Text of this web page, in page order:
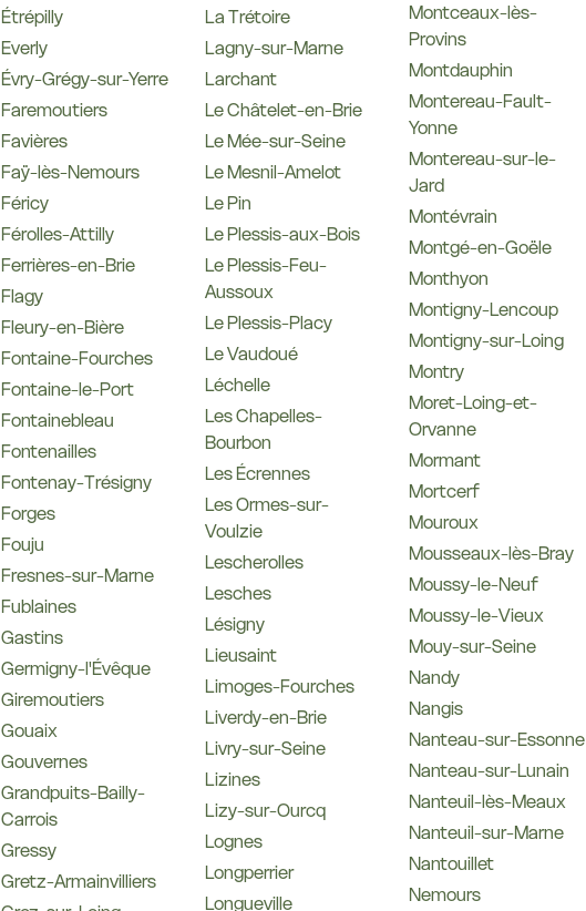
Étrépilly
Everly
Évry-Grégy-sur-Yerre
Faremoutiers
Favières
Faÿ-lès-Nemours
Féricy
Férolles-Attilly
Ferrières-en-Brie
Flagy
Fleury-en-Bière
Fontaine-Fourches
Fontaine-le-Port
Fontainebleau
Fontenailles
Fontenay-Trésigny
Forges
Fouju
Fresnes-sur-Marne
Fublaines
Gastins
Germigny-l'Évêque
Giremoutiers
Gouaix
Gouvernes
Grandpuits-Bailly-
Carrois
Gressy
Gretz-Armainvilliers
La Trétoire
Lagny-sur-Marne
Larchant
Le Châtelet-en-Brie
Le Mée-sur-Seine
Le Mesnil-Amelot
Le Pin
Le Plessis-aux-Bois
Le Plessis-Feu-
Aussoux
Le Plessis-Placy
Le Vaudoué
Léchelle
Les Chapelles-
Bourbon
Les Écrennes
Les Ormes-sur-
Voulzie
Lescherolles
Lesches
Lésigny
Lieusaint
Limoges-Fourches
Liverdy-en-Brie
Livry-sur-Seine
Lizines
Lizy-sur-Ourcq
Lognes
Longperrier
Longueville
Montceaux-lès-
Provins
Montdauphin
Montereau-Fault-
Yonne
Montereau-sur-le-
Jard
Montévrain
Montgé-en-Goële
Monthyon
Montigny-Lencoup
Montigny-sur-Loing
Montry
Moret-Loing-et-
Orvanne
Mormant
Mortcerf
Mouroux
Mousseaux-lès-Bray
Moussy-le-Neuf
Moussy-le-Vieux
Mouy-sur-Seine
Nandy
Nangis
Nanteau-sur-Essonne
Nanteau-sur-Lunain
Nanteuil-lès-Meaux
Nanteuil-sur-Marne
Nantouillet
Nemours